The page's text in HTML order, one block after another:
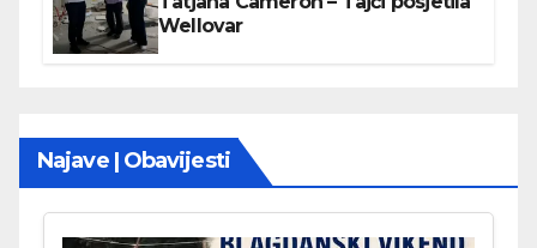
Wellovar
Najave | Obavijesti